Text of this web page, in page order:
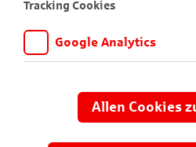
aktiviert sein.
Tracking Cookies
Google Analytics
anpassen und verbessern können.
Google Analytics. Dieses Werkzeug
Allen Cookies